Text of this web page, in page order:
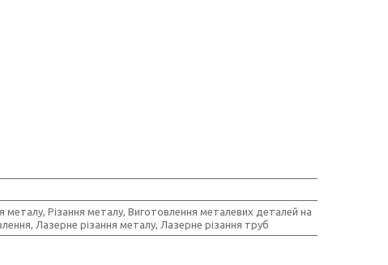
металу, Різання металу, Виготовлення металевих деталей на
Лазерне різання металу, Лазерне різання труб